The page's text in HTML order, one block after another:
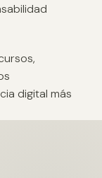
digital más